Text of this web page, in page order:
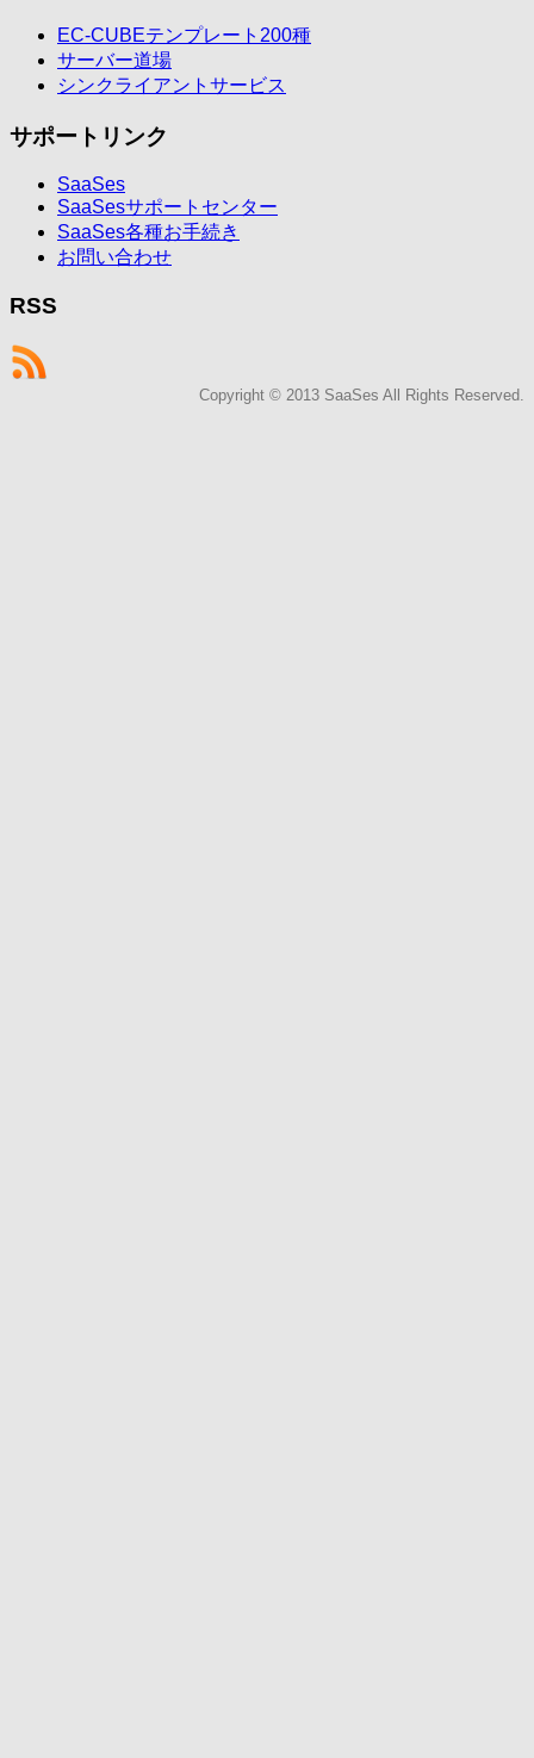
EC-CUBEテンプレート200種
サーバー道場
シンクライアントサービス
サポートリンク
SaaSes
SaaSesサポートセンター
SaaSes各種お手続き
お問い合わせ
RSS
Copyright © 2013 SaaSes All Rights Reserved.